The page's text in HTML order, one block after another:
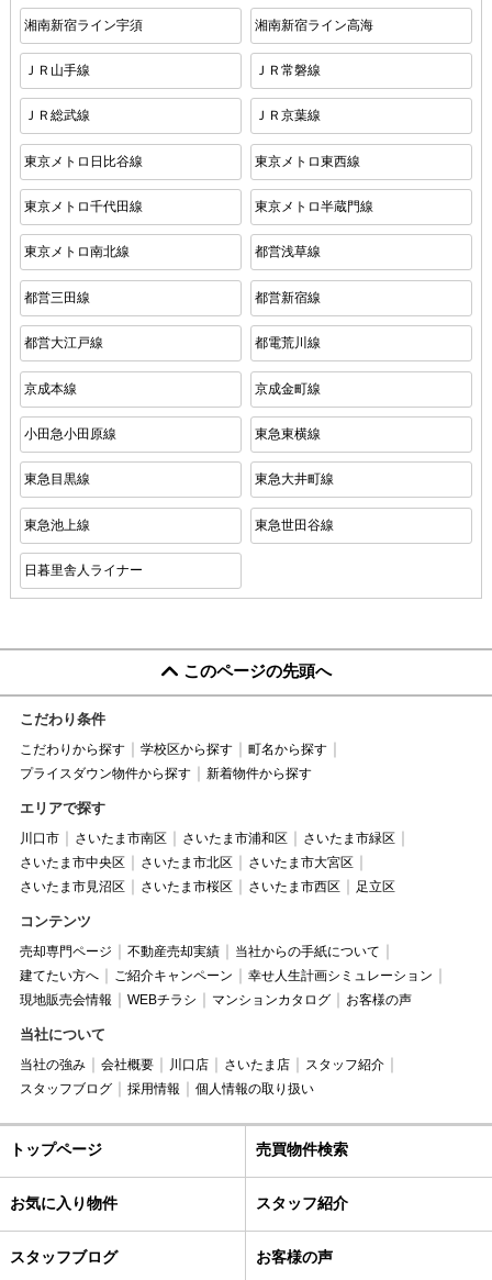
湘南新宿ライン宇須 湘南新宿ライン高海
ＪＲ山手線 ＪＲ常磐線
ＪＲ総武線 ＪＲ京葉線
東京メトロ日比谷線 東京メトロ東西線
東京メトロ千代田線 東京メトロ半蔵門線
東京メトロ南北線 都営浅草線
都営三田線 都営新宿線
都営大江戸線 都電荒川線
京成本線 京成金町線
小田急小田原線 東急東横線
東急目黒線 東急大井町線
東急池上線 東急世田谷線
日暮里舎人ライナー
このページの先頭へ
こだわり条件
こだわりから探す 学校区から探す
町名から探す
プライスダウン物件から探す
新着物件から探す
エリアで探す
川口市 さいたま市南区 さいたま市浦和区
さいたま市緑区
さいたま市中央区
さいたま市北区
さいたま市大宮区
さいたま市見沼区
さいたま市桜区 さいたま市西区 足立区
コンテンツ
売却専門ページ 不動産売却実績
当社からの手紙について
建てたい方へ
ご紹介キャンペーン
幸せ人生計画シミュレーション
現地販売会情報
WEBチラシ マンションカタログ お客様の声
当社について
当社の強み 会社概要 川口店 さいたま店
スタッフ紹介
スタッフブログ
採用情報 個人情報の取り扱い
トップページ 売買物件検索
お気に入り物件 スタッフ紹介
スタッフブログ お客様の声